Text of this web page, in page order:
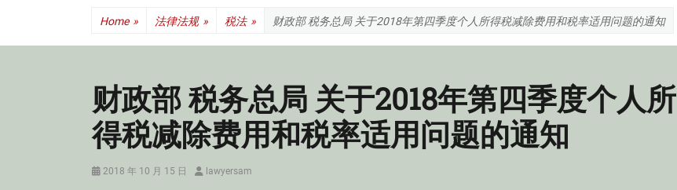
Home » 法律法规 » 税法 » 财政部 税务总局 关于2018年第四季度个人所得税减除费用和税率适用问题的通知
财政部 税务总局 关于2018年第四季度个人所
得税减除费用和税率适用问题的通知
Posted
2018 年 10 月 15 日 Authorlawyersam